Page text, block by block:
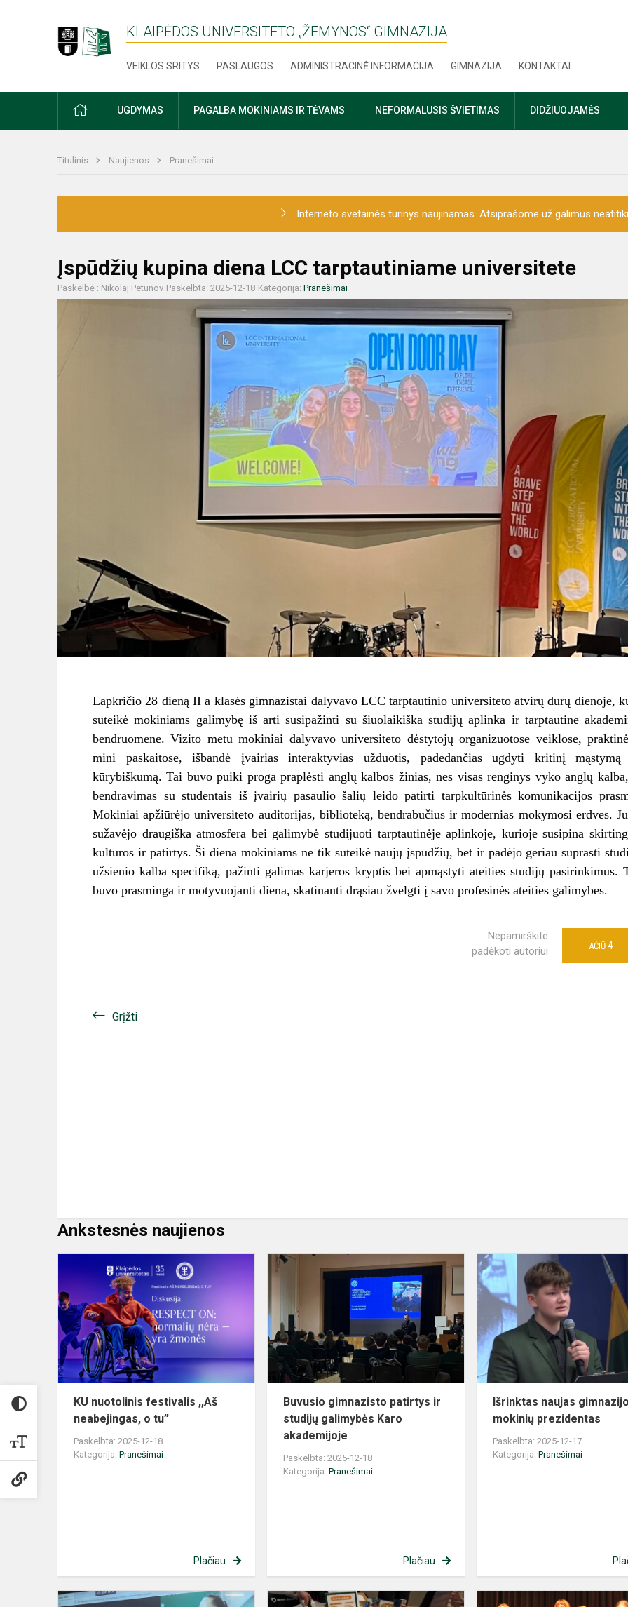
KLAIPĖDOS UNIVERSITETO „ŽEMYNOS“ GIMNAZIJA
VEIKLOS SRITYS PASLAUGOS ADMINISTRACINĖ INFORMACIJA GIMNAZIJA KONTAKTAI
PRADŽIAUGDYMAS PAGALBA MOKINIAMS IR TĖVAMS NEFORMALUSIS ŠVIETIMAS DIDŽIUOJAMĖS
Titulinis Naujienos Pranešimai
Interneto svetainės turinys naujinamas. Atsiprašome už galimus
Įspūdžių kupina diena LCC tarptautiniame universitete
Paskelbė : Nikolaj Petunov Paskelbta: 2025-12-18 Kategorija: Pranešimai
Lapkričio 28 dieną II a klasės gimnazistai dalyvavo LCC tarptautinio universiteto atvirų durų dienoje,
suteikė mokiniams galimybę iš arti susipažinti su šiuolaikiška studijų aplinka ir tarptautine
bendruomene. Vizito metu mokiniai dalyvavo universiteto dėstytojų organizuotose veiklose,
mini paskaitose, išbandė įvairias interaktyvias užduotis, padedančias ugdyti kritinį
kūrybiškumą. Tai buvo puiki proga praplėsti anglų kalbos žinias, nes visas renginys vyko anglų
bendravimas su studentais iš įvairių pasaulio šalių leido patirti tarpkultūrinės komunikacijos
Mokiniai apžiūrėjo universiteto auditorijas, biblioteką, bendrabučius ir modernias mokymosi erdves.
sužavėjo draugiška atmosfera bei galimybė studijuoti tarptautinėje aplinkoje, kurioje susipina
kultūros ir patirtys. Ši diena mokiniams ne tik suteikė naujų įspūdžių, bet ir padėjo geriau suprasti
užsienio kalba specifiką, pažinti galimas karjeros kryptis bei apmąstyti ateities studijų pasirinkimus.
buvo prasminga ir motyvuojanti diena, skatinanti drąsiau žvelgti į savo profesinės ateities galimybes.
Nepamirškite
padėkoti autoriui
AČIŪ 4
Grįžti
Ankstesnės naujienos
nuotolinis
,,Aš
neabejingas,
o
tu”
KU nuotolinis festivalis ,,Aš
neabejingas, o tu”
Paskelbta: 2025-12-18
Kategorija: Pranešimai
Plačiau
Buvusio
gimnazisto
patirtys
ir
studijų
galimybės
Karo
akade...
Buvusio gimnazisto patirtys ir
studijų galimybės Karo
akademijoje
Paskelbta: 2025-12-18
Kategorija:Pranešimai
Plačiau
Išrinktas naujas
mokinių prezidentas
Paskelbta: 2025-12-17
Kategorija:Pranešimai
Paskaita
Mokiniai